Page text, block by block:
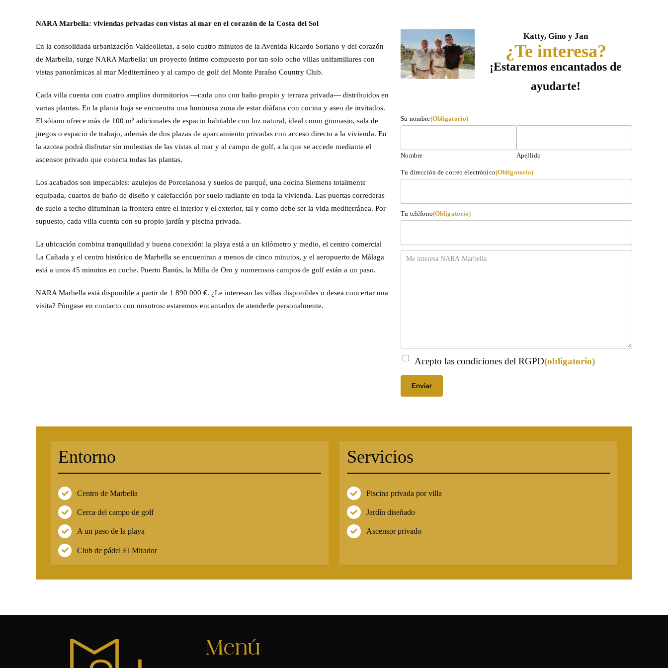
NARA Marbella: viviendas privadas con vistas al mar en el corazón de la Costa del Sol
En la consolidada urbanización Valdeolletas, a solo cuatro minutos de la Avenida Ricardo Soriano y del corazón
de Marbella, surge NARA Marbella: un proyecto íntimo compuesto por tan solo ocho villas unifamiliares con
vistas panorámicas al mar Mediterráneo y al campo de golf del Monte Paraíso Country Club.
Cada villa cuenta con cuatro amplios dormitorios —cada uno con baño propio y terraza privada— distribuidos en
varias plantas. En la planta baja se encuentra una luminosa zona de estar diáfana con cocina y aseo de invitados.
El sótano ofrece más de 100 m² adicionales de espacio habitable con luz natural, ideal como gimnasio, sala de
juegos o espacio de trabajo, además de dos plazas de aparcamiento privadas con acceso directo a la vivienda. En
la azotea podrá disfrutar sin molestias de las vistas al mar y al campo de golf, a la que se accede mediante el
ascensor privado que conecta todas las plantas.
Los acabados son impecables: azulejos de Porcelanosa y suelos de parqué, una cocina Siemens totalmente
equipada, cuartos de baño de diseño y calefacción por suelo radiante en toda la vivienda. Las puertas correderas
de suelo a techo difuminan la frontera entre el interior y el exterior, tal y como debe ser la vida mediterránea. Por
supuesto, cada villa cuenta con su propio jardín y piscina privada.
La ubicación combina tranquilidad y buena conexión: la playa está a un kilómetro y medio, el centro comercial
La Cañada y el centro histórico de Marbella se encuentran a menos de cinco minutos, y el aeropuerto de Málaga
está a unos 45 minutos en coche. Puerto Banús, la Milla de Oro y numerosos campos de golf están a un paso.
NARA Marbella está disponible a partir de 1 890 000 €. ¿Le interesan las villas disponibles o desea concertar una
visita? Póngase en contacto con nosotros: estaremos encantados de atenderle personalmente.
Katty, Gino y Jan
¿Te interesa?
¡Estaremos encantados de
ayudarte!
Su nombre(Obligatorio)
Nombre Apellido
Tu dirección de correo electrónico(Obligatorio)
Tu teléfono(Obligatorio)
Mensaje
Aprobación (Obligatorio)
Acepto las condiciones del RGPD(obligatorio)
Entorno
Centro de Marbella
Cerca del campo de golf
A un paso de la playa
Club de pádel El Mirador
Servicios
Piscina privada por villa
Jardín diseñado
Ascensor privado
Menú